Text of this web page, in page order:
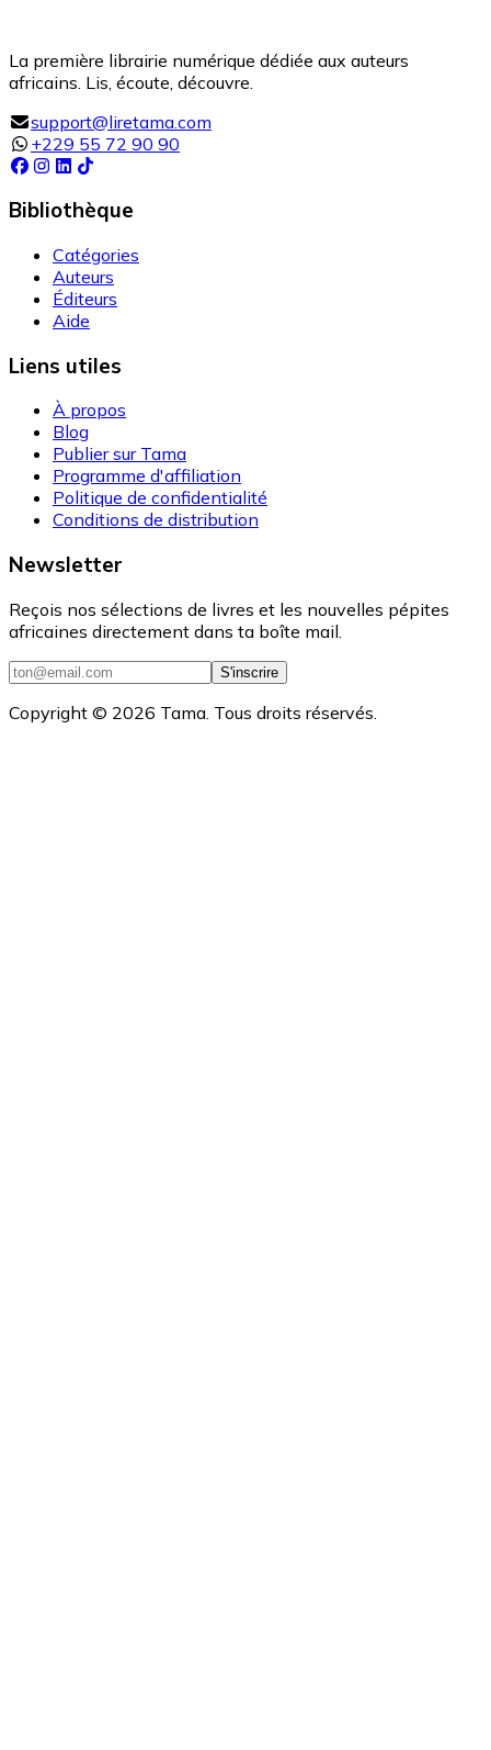
La première librairie numérique dédiée aux auteurs
africains. Lis, écoute, découvre.
support@liretama.com
+229 55 72 90 90
Bibliothèque
Catégories
Auteurs
Éditeurs
Aide
Liens utiles
À propos
Blog
Publier sur Tama
Programme d'affiliation
Politique de confidentialité
Conditions de distribution
Newsletter
Reçois nos sélections de livres et les nouvelles pépites
africaines directement dans ta boîte mail.
S'inscrire
Copyright © 2026 Tama. Tous droits réservés.